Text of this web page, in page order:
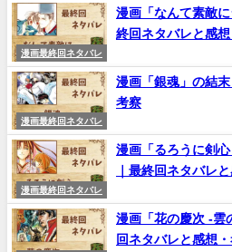
漫画最終回ネタバレ
漫画「なんて素敵
終回ネタバレと感
漫画最終回ネタバレ
漫画「銀魂」の結
考察
漫画最終回ネタバレ
漫画「るろうに剣
｜最終回ネタバレ
漫画「花の慶次 -雲
回ネタバレと感想